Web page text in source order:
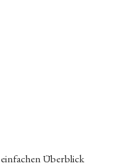
Überblick